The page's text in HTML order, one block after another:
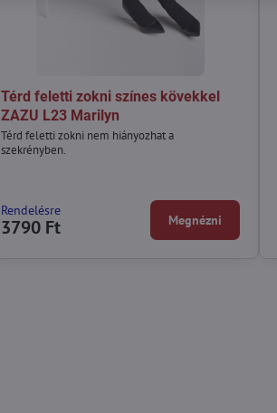
Térd feletti zokni színes kövekkel
ZAZU L23 Marilyn
Térd feletti zokni nem hiányozhat a
szekrényben.
Rendelésre
3790 Ft Megnézni